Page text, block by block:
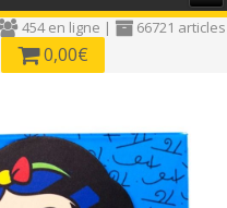
454 en ligne |
66721 articles
0,00€